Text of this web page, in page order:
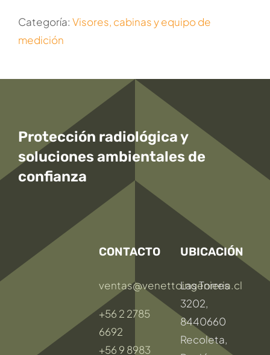
Categoría: Visores, cabinas y equipo de
medición
Protección radiológica y
soluciones ambientales de
confianza
CONTACTO
ventas@venettoingenieria.cl
+56 2 2785
6692
+56 9 8983
UBICACIÓN
Las Torres
3202,
8440660
Recoleta,